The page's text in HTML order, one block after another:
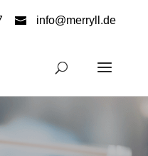
info@merryll.de